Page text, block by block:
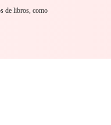
de libros, como